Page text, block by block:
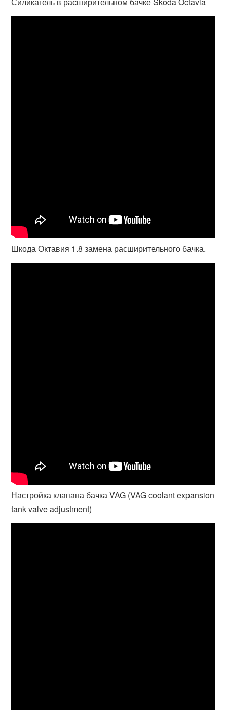
Шкода Октавия 1.8 замена расширительного бачка.
Настройка клапана бачка VAG (VAG coolant expansion
tank valve adjustment)